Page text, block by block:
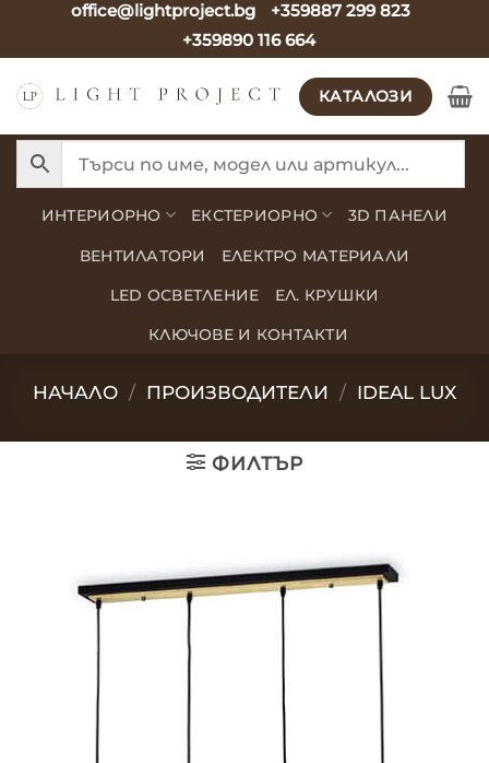
office@lightproject.bg
+359887 299 823
+359890 116 664
КАТАЛОЗИ
ИНТЕРИОРНО ЕКСТЕРИОРНО 3D ПАНЕЛИ
ВЕНТИЛАТОРИ ЕЛЕКТРО МАТЕРИАЛИ
LED ОСВЕТЛЕНИЕ ЕЛ. КРУШКИ
КЛЮЧОВЕ И КОНТАКТИ
НАЧАЛО / ПРОИЗВОДИТЕЛИ / IDEAL LUX
ФИЛТЪР